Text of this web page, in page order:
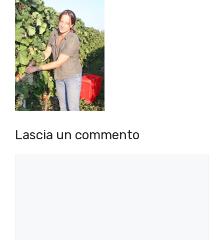
Lascia un commento